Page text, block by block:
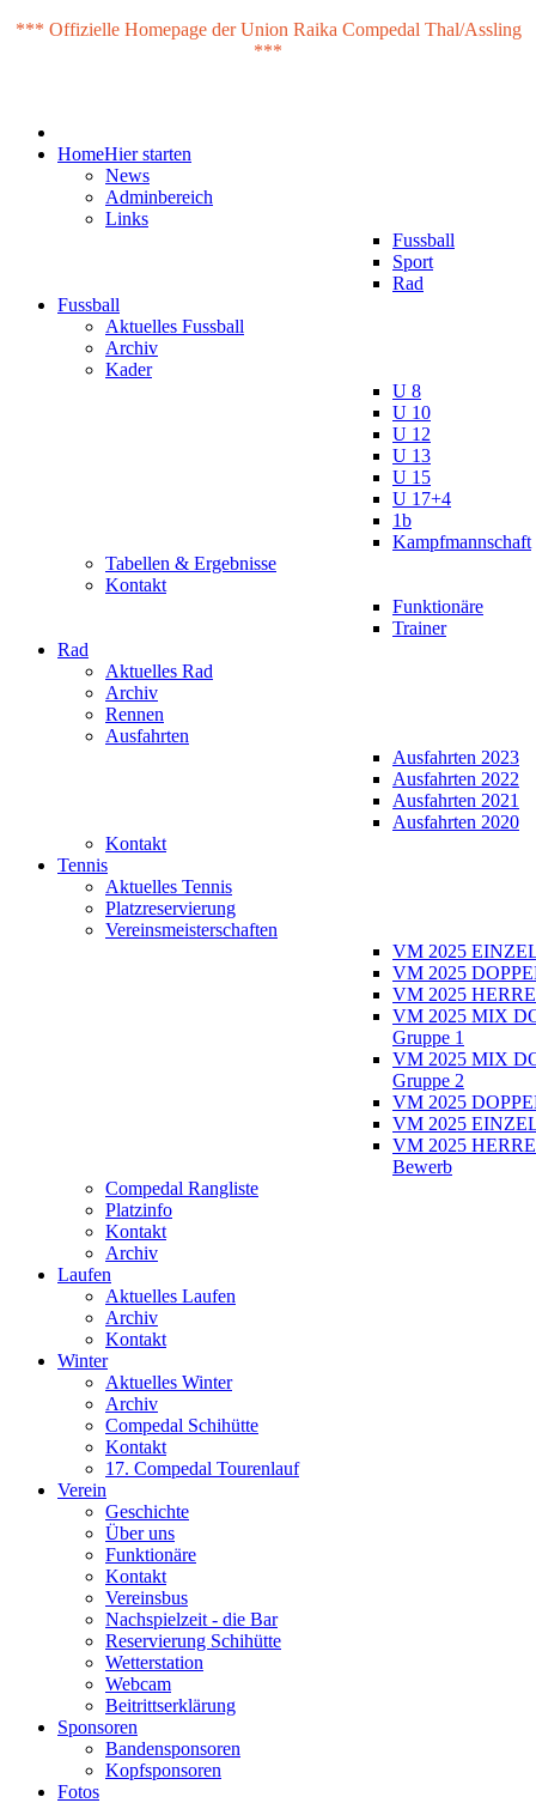
*** Offizielle Homepage der Union Raika Compedal Thal/Assling
***
HomeHier starten
News
Adminbereich
Links
Fussball
Sport
Rad
Fussball
Aktuelles Fussball
Archiv
Kader
U 8
U 10
U 12
U 13
U 15
U 17+4
1b
Kampfmannschaft
Tabellen & Ergebnisse
Kontakt
Funktionäre
Trainer
Rad
Aktuelles Rad
Archiv
Rennen
Ausfahrten
Ausfahrten 2023
Ausfahrten 2022
Ausfahrten 2021
Ausfahrten 2020
Kontakt
Tennis
Aktuelles Tennis
Platzreservierung
Vereinsmeisterschaften
VM 2025
VM 2025
VM 2025
VM 2025 MIX
Gruppe 1
VM 2025 MIX
Gruppe 2
VM 2025
VM 2025
VM 2025
Bewerb
Compedal Rangliste
Platzinfo
Kontakt
Archiv
Laufen
Aktuelles Laufen
Archiv
Kontakt
Winter
Aktuelles Winter
Archiv
Compedal Schihütte
Kontakt
17. Compedal Tourenlauf
Verein
Geschichte
Über uns
Funktionäre
Kontakt
Vereinsbus
Nachspielzeit - die Bar
Reservierung Schihütte
Wetterstation
Webcam
Beitrittserklärung
Sponsoren
Bandensponsoren
Kopfsponsoren
Fotos